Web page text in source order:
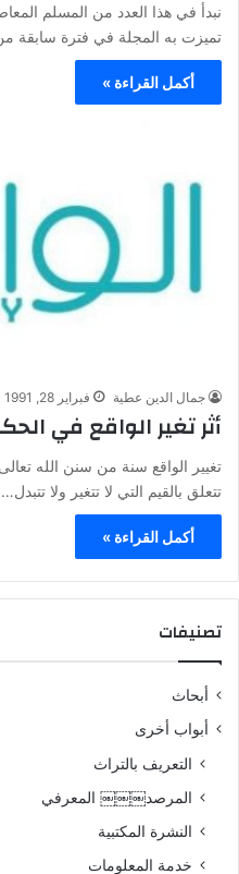
نبدأ في هذا العدد من المسلم
تميزت به المجلة في فترة سابقة
أكمل القراءة »
جمال الدين عطية فبراير 28, 1991
أثر تغير الواقع في
تغيير الواقع سنة من سنن الله
تتعلق بالقيم التي لا تتغير ولا تتبدل…
أكمل القراءة »
تصنيفات
أبحاث
أبواب أخرى
التعريف بالتراث
المرصد￼￼￼ المعرفي
النشرة المكتبية
خدمة المعلومات